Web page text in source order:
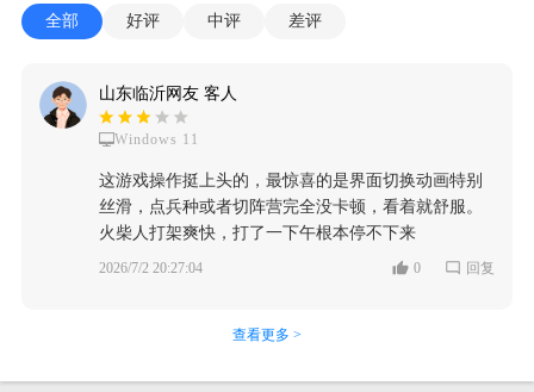
全部 好评 中评 差评
山东临沂网友 客人
Windows 11
这游戏操作挺上头的，最惊喜的是界面切换动画特别
丝滑，点兵种或者切阵营完全没卡顿，看着就舒服。
火柴人打架爽快，打了一下午根本停不下来
2026/7/2 20:27:04 0 回复
查看更多 >